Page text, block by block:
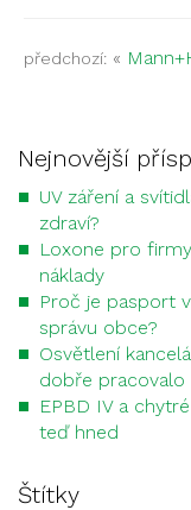
předchozí: «
Nejnovější
UV záření a
zdraví?
Loxone pro
náklady
Proč je pasport
správu obce?
Osvětlení
dobře pracovalo
EPBD IV a
teď hned
Štítky